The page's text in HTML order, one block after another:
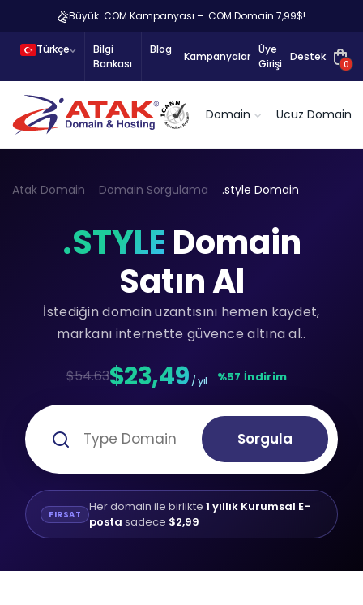
Büyük .COM Kampanyası – .COM Domain 7,99$!
Türkçe
Bilgi
Bankası
Blog
Kampanyalar
Üye
Girişi
Destek
0
Domain Ucuz Domain
Atak Domain Domain Sorgulama .style Domain
.STYLE Domain
Satın Al
İstediğin domain uzantısını hemen kaydet,
markanı internette güvence altına al..
$54.63$23,49 / yıl %57 İndirim
Sorgula
FIRSAT Her domain ile birlikte 1 yıllık Kurumsal E-
posta sadece $2,99